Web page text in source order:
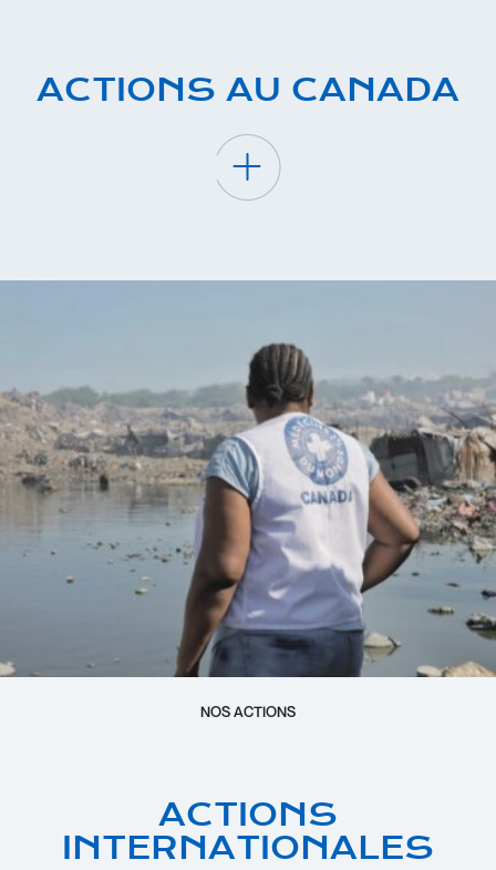
ACTIONS AU CANADA
NOS ACTIONS
ACTIONS
INTERNATIONALES